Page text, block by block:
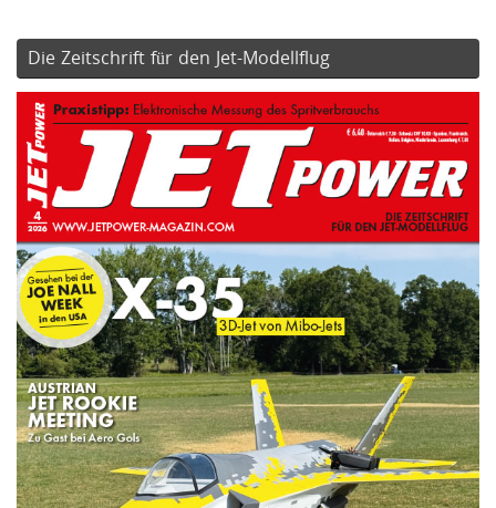
Die Zeitschrift für den Jet-Modellflug